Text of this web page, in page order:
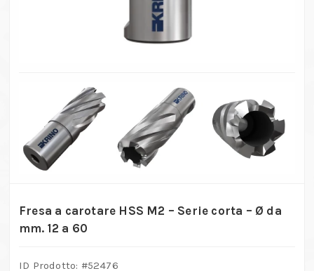
Fresa a carotare HSS M2 – Serie corta – Ø da
mm. 12 a 60
ID Prodotto: #52476